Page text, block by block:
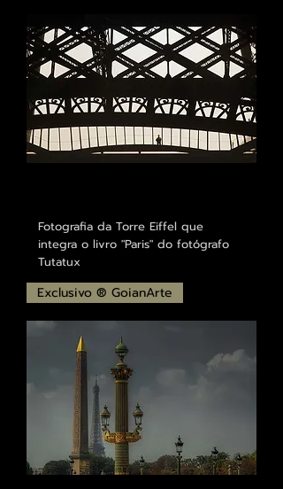
Fotografia da Torre Eiffel que
integra o livro "Paris" do fotógrafo
Tutatux
Exclusivo ® GoianArte